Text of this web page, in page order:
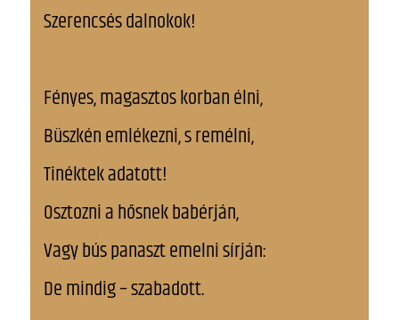
Szerencsés dalnokok!
Fényes, magasztos korban élni,
Büszkén emlékezni, s remélni,
Tinéktek adatott!
Osztozni a hősnek babérján,
Vagy bús panaszt emelni sírján:
De mindig – szabadott.